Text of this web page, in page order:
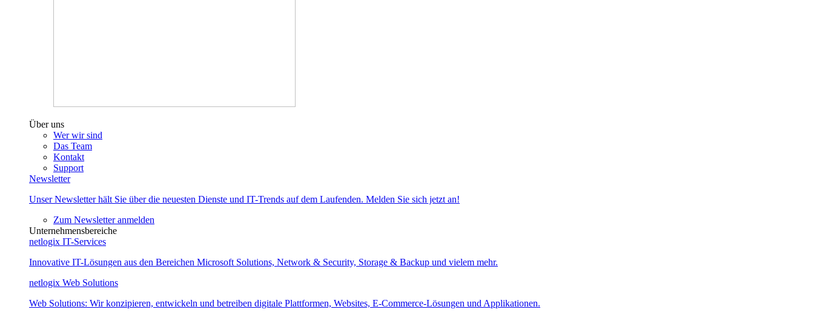
Über uns
Wer wir sind
Das Team
Kontakt
Support
Newsletter
Unser Newsletter hält Sie über die neuesten Dienste und IT-Trends auf dem Laufenden. Melden Sie sich jetzt an!
Zum Newsletter anmelden
Unternehmensbereiche
netlogix IT-Services
Innovative IT-Lösungen aus den Bereichen Microsoft Solutions, Network & Security, Storage & Backup und vielem mehr.
netlogix Web Solutions
Web Solutions: Wir konzipieren, entwickeln und betreiben digitale Plattformen, Websites, E-Commerce-Lösungen und Applikationen.